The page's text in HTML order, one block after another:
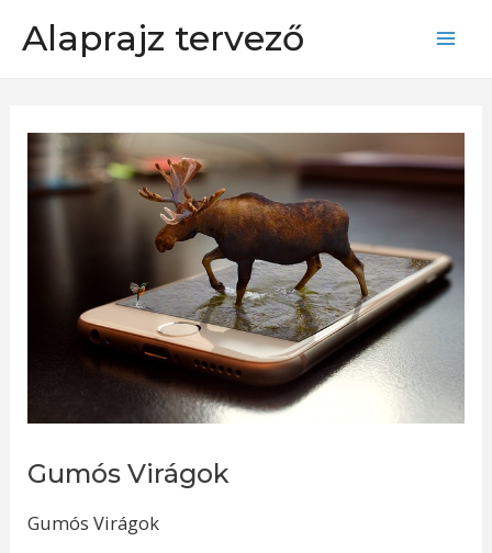
Alaprajz tervező
Gumós Virágok
Gumós Virágok